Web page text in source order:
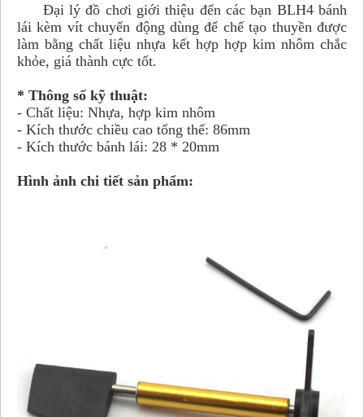
Đại lý đồ chơi giới thiệu đến các bạn BLH4 bánh
lái kèm vít chuyển động dùng để chế tạo thuyền được
làm bằng chất liệu nhựa kết hợp hợp kim nhôm chắc
khỏe, giá thành cực tốt.
* Thông số kỹ thuật:
- Chất liệu: Nhựa, hợp kim nhôm
- Kích thước chiều cao tổng thể: 86mm
- Kích thước bánh lái: 28 * 20mm
Hình ảnh chi tiết sản phẩm: